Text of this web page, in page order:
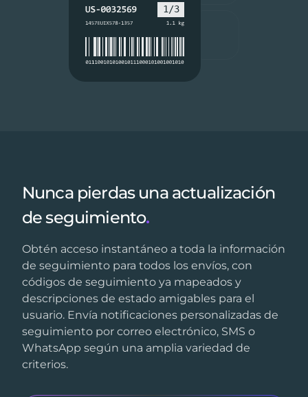
Nunca pierdas una actualización
de seguimiento.
Obtén acceso instantáneo a toda la información
de seguimiento para todos los envíos, con
códigos de seguimiento ya mapeados y
descripciones de estado amigables para el
usuario. Envía notificaciones personalizadas de
seguimiento por correo electrónico, SMS o
WhatsApp según una amplia variedad de
criterios.